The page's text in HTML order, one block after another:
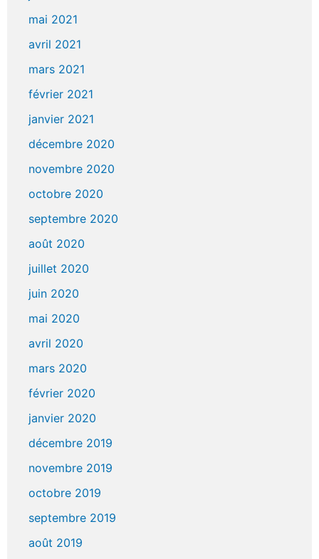
mai 2021
avril 2021
mars 2021
février 2021
janvier 2021
décembre 2020
novembre 2020
octobre 2020
septembre 2020
août 2020
juillet 2020
juin 2020
mai 2020
avril 2020
mars 2020
février 2020
janvier 2020
décembre 2019
novembre 2019
octobre 2019
septembre 2019
août 2019